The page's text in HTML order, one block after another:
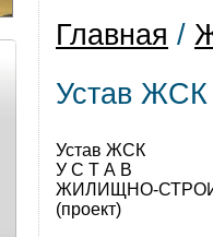
Главная /
Устав ЖСК
Устав ЖСК
У С Т А В
ЖИЛИЩНО-
(проект)